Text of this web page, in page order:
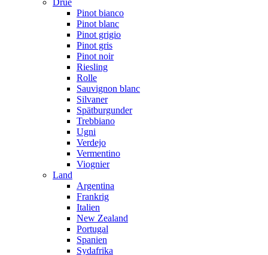
Pinot bianco
Pinot blanc
Pinot grigio
Pinot gris
Pinot noir
Riesling
Rolle
Sauvignon blanc
Silvaner
Spätburgunder
Trebbiano
Ugni
Verdejo
Vermentino
Viognier
Land
Argentina
Frankrig
Italien
New Zealand
Portugal
Spanien
Sydafrika